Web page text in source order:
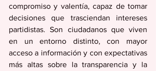
compromiso y valentía, capaz de tomar
decisiones que trasciendan intereses
partidistas. Son ciudadanos que viven
en un entorno distinto, con mayor
acceso a información y con expectativas
más altas sobre la transparencia y la